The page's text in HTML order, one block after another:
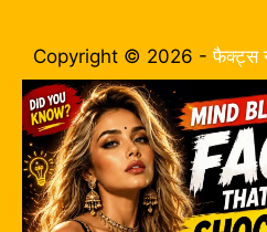
Copyright © 2026 -फैक्ट्स